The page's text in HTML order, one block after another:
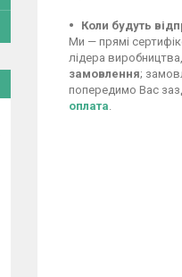
Коли будуть
Ми — прямі
лідера
замовлення;
попередимо Вас
оплата